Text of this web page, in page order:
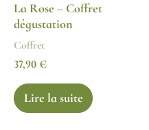
La Rose – Coffret
dégustation
Coffret
37,90 €
Lire la suite